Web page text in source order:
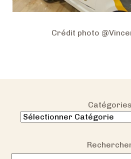
Crédit photo
Catégories